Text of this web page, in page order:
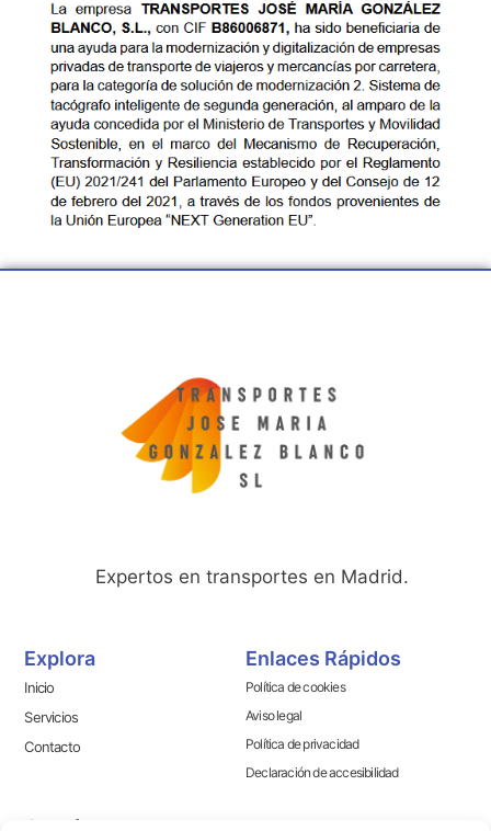
Expertos en transportes en Madrid.
Explora
Inicio
Servicios
Contacto
Enlaces Rápidos
Política de cookies
Aviso legal
Política de privacidad
Declaración de accesibilidad